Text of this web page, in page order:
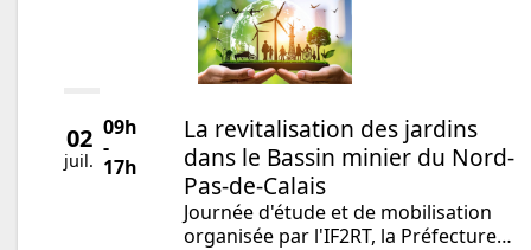
02
juil.
09h
-
17h
La revitalisation des jardins
dans le Bassin minier du Nord-
Pas-de-Calais
Journée d'étude et de mobilisation
organisée par l'IF2RT, la Préfecture…